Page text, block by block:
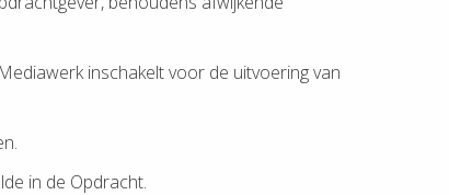
inschakelt voor de uitvoering van
in de Opdracht.